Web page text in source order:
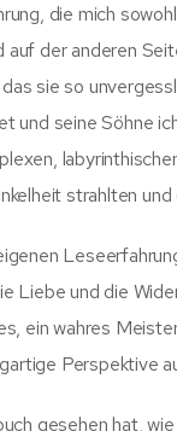
die mich
auf der anderen
sie so
und seine Söhne
strahlten
Liebe und die
ein wahres
Perspektive
gesehen hat,